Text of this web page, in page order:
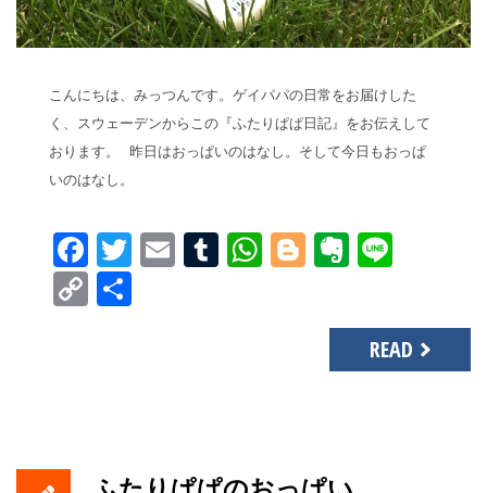
こんにちは、みっつんです。ゲイパパの日常をお届けした
く、スウェーデンからこの『ふたりぱぱ日記』をお伝えして
おります。 昨日はおっぱいのはなし。そして今日もおっぱ
いのはなし。
Facebook
Twitter
EmailTumblr
WhatsApp
Blogger
Copy
READ